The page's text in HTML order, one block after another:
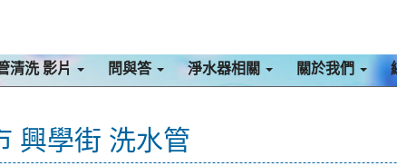
清洗 影片 問與答 淨水器相關 關於我們
興學街 洗水管